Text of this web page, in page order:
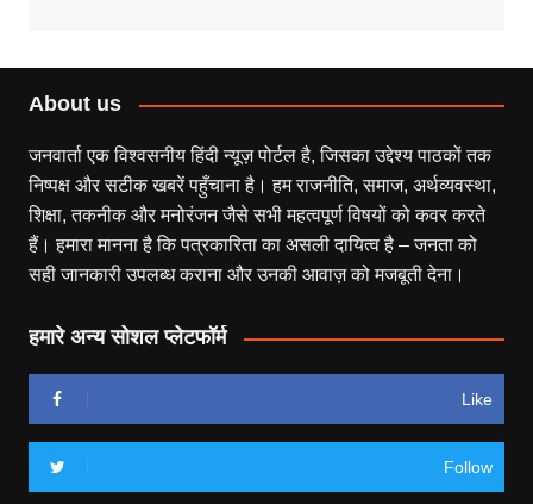
About us
जनवार्ता एक विश्वसनीय हिंदी न्यूज़ पोर्टल है, जिसका उद्देश्य पाठकों तक
निष्पक्ष और सटीक खबरें पहुँचाना है। हम राजनीति, समाज, अर्थव्यवस्था,
शिक्षा, तकनीक और मनोरंजन जैसे सभी महत्वपूर्ण विषयों को कवर करते
हैं। हमारा मानना है कि पत्रकारिता का असली दायित्व है – जनता को
सही जानकारी उपलब्ध कराना और उनकी आवाज़ को मजबूती देना।
हमारे अन्य सोशल प्लेटफॉर्म
Like
Follow